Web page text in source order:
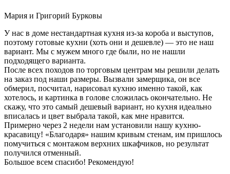
Мария и Григорий Бурковы
У нас в доме нестандартная кухня из-за короба и выступов,
поэтому готовые кухни (хоть они и дешевле) — это не наш
вариант. Мы с мужем много где были, но не нашли
подходящего варианта.
После всех походов по торговым центрам мы решили делать
на заказ под наши размеры. Вызвали замерщика, он все
обмерил, посчитал, нарисовал кухню именно такой, как
хотелось, и картинка в голове сложилась окончательно. Не
скажу, что это самый дешевый вариант, но кухня идеально
вписалась и цвет выбрала такой, как мне нравится.
Примерно через 2 недели нам установили нашу кухню-
красавицу! «Благодаря» нашим кривым стенам, им пришлось
помучиться с монтажом верхних шкафчиков, но результат
получился отменный.
Большое всем спасибо! Рекомендую!